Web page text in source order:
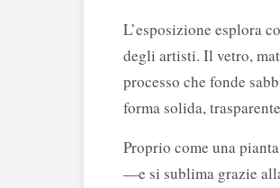
L’esposizione esplora
degli artisti. Il vetro,
processo che fonde
forma solida,
Proprio come una
—e si sublima grazie